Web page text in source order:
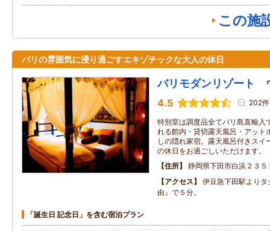
この施
バリの雰囲気に浸り過ごすエキゾチックな大人の休日
バリモダンリゾート
4.5 202件
特別室は調度品全てバリ島直輸入
れる館内・貸切露天風呂・アット
しの隠れ家宿。露天風呂付きスイ
の休日をお過ごしいただけます。
住所
静岡県下田市白浜２３５
アクセス
伊豆急下田駅より
由』で５分。
「誕生日 記念日」を含む宿泊プラン